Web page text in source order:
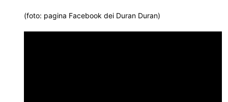
(foto: pagina Facebook dei Duran Duran)